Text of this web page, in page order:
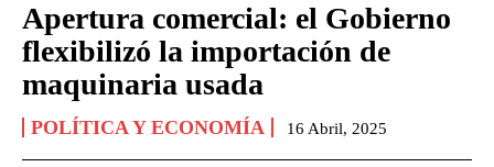
Apertura comercial: el Gobierno
flexibilizó la importación de
maquinaria usada
POLÍTICA Y ECONOMÍA 16 Abril, 2025